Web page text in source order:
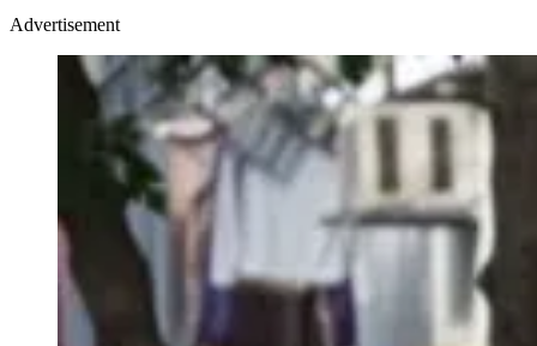
Advertisement